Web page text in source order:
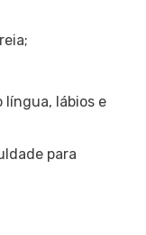
língua, lábios e
para